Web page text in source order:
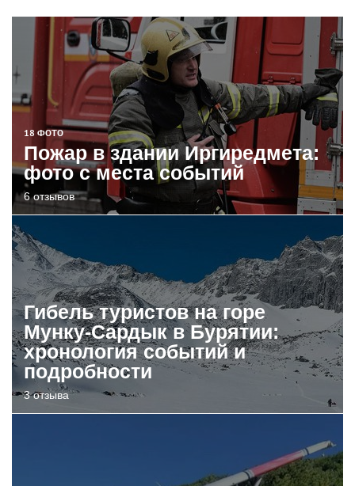
18 ФОТО
Пожар в здании Иргиредмета:
фото с места событий
6 отзывов
Гибель туристов на горе
Мунку-Сардык в Бурятии:
хронология событий и
подробности
3 отзыва